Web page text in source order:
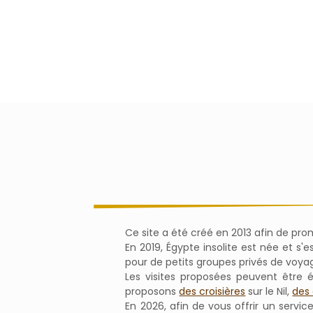
Ce site a été créé en 2013 afin de
En 2019, Égypte insolite est née et
pour de petits groupes privés de
Les visites proposées peuvent être
proposonsdes croisières sur le Nil,des
En 2026, afin de vous offrir un